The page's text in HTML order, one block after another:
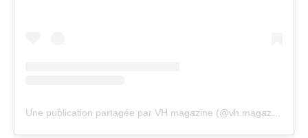
Une publication partagée par VH magazine (@vh.magazine)